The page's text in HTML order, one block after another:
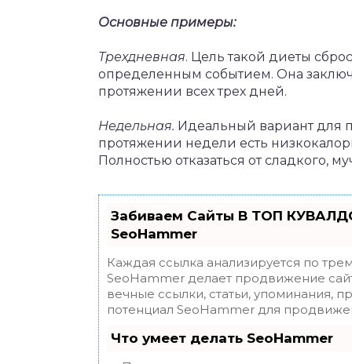
Основные примеры:
Трехдневная. Цель такой диеты
определенным событием. Она
протяжении всех трех дней.
Недельная. Идеальный вариант для
протяжении недели есть
Полностью отказаться от сладкого,
Забиваем Сайты В ТОП
SeoHammer
Каждая ссылка анализируется по
SeoHammer делает продвижение
вечные ссылки, статьи, упоминания,
потенциал SeoHammer для
Что умеет делать SeoHammer